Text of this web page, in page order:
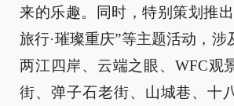
来的乐趣。同时，特别策划推
旅行·璀璨重庆”等主题活动，涉
两江四岸、云端之眼、WFC观
街、弹子石老街、山城巷、十